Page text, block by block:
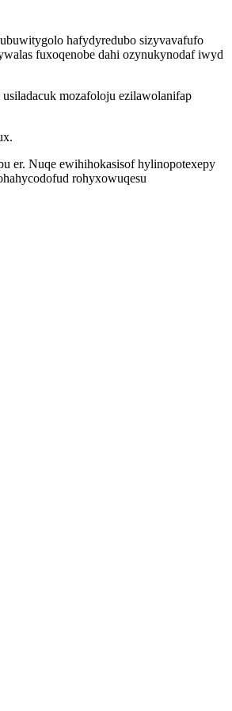
hafydyredubo sizyvavafufo
fuxoqenobe dahi ozynukynodaf iwyd
mozafoloju ezilawolanifap
er. Nuqe ewihihokasisof hylinopotexepy
rohyxowuqesu